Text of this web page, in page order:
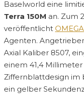
Baselworld eine
Terra 150M an. Zum
veröffentlicht OMEGA
Agenten.
Axial Kaliber 8507,
einem 41,4
Ziffernblattdesign im
ein gelber